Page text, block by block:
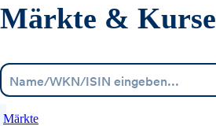
Märkte & Kurse
Märkte